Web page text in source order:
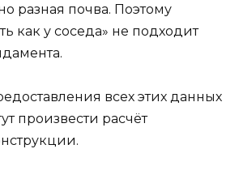
разная почва. Поэтому
как у соседа» не подходит
всех этих данных
произвести расчёт